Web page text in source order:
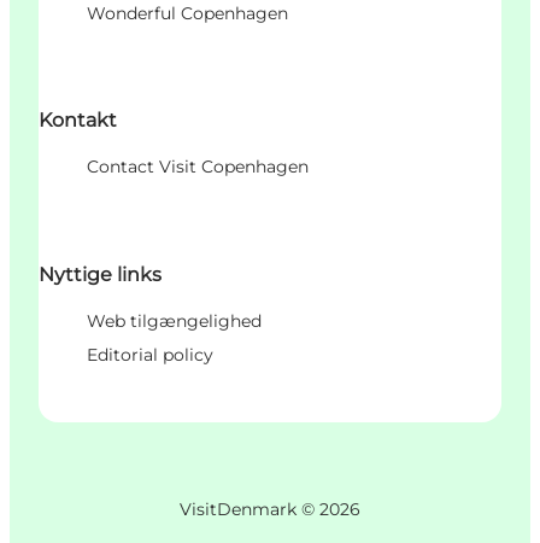
Wonderful Copenhagen
Kontakt
Contact Visit Copenhagen
Nyttige links
Web tilgængelighed
Editorial policy
VisitDenmark © 2026